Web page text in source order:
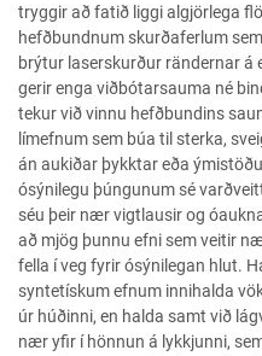
tryggir að fatið liggi algjörlega
hefðbundnum skurðaferlum
brýtur laserskurður rändernar á
gerir enga viðbótarsauma né
tekur við vinnu hefðbundins
límefnum sem búa til sterka,
án aukiðar þykktar eða
ósýnilegu þúngunum sé
séu þeir nær vigtlausir og
að mjög þunnu efni sem veitir
fella í veg fyrir ósýnilegan hlut.
syntetískum efnum innihalda
úr húðinni, en halda samt við
nær yfir í hönnun á lykkjunni,